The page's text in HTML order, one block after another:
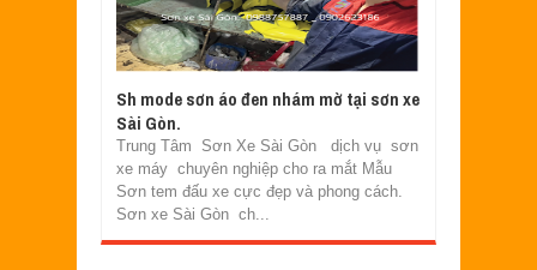
Sh mode sơn áo đen nhám mờ tại sơn xe
Sài Gòn.
Trung Tâm Sơn Xe Sài Gòn dịch vụ sơn
xe máy chuyên nghiệp cho ra mắt Mẫu
Sơn tem đấu xe cực đẹp và phong cách.
Sơn xe Sài Gòn ch...